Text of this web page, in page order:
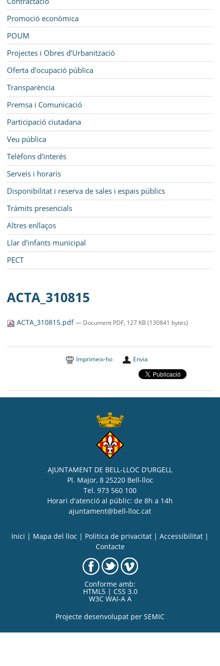
Promoció econòmica
POUM
Projectes i Obres d’Urbanització
Oferta d'ocupació pública
Transparència
Premsa i Comunicació
Participació ciutadana
Veu pública
Telèfons d'interés
Serveis i horaris
Disponibilitat i reserva de sales i espais públics
Tràmits presencials
Altres enllaços
Llar d'infants municipal
PECT
ACTA_310815
ACTA_310815.pdf— Document PDF, 127 KB (130841 bytes)
Imprimeix-ho Envia
AJUNTAMENT DE BELL-LLOC D’URGELL
Pl. Major, 8 25220 Bell-lloc
Tel. 973 560 100
Horari d'atenció al públic: de 8h a 14h
ajuntament@bell-lloc.cat
Inici | Mapa del lloc | Politica de privacitat | Accessibilitat |
Contacte
Conforme amb:
HTML5 | CSS 3.0
W3C WAI-A A
Projecte desenvolupat per SEMIC